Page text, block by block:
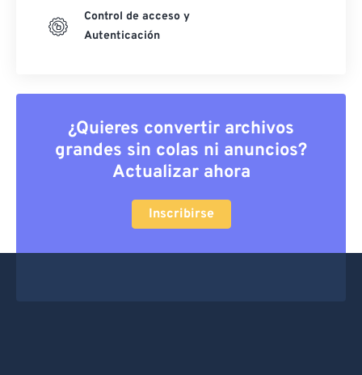
Control de acceso y
Autenticación
¿Quieres convertir archivos
grandes sin colas ni anuncios?
Actualizar ahora
Inscribirse